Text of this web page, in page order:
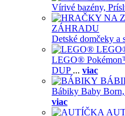
Vírivé bazény,
ZÁHRADU
Detské domčeky a
LEGO®
DUP ... viac
Bábiky Baby Born,
viac